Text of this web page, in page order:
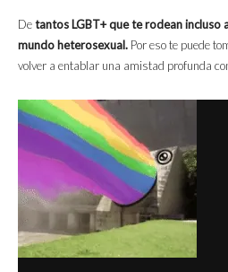
Detantos LGBT+ que te rodean incluso
mundo heterosexual. Por eso te puede
volver a entablar una amistad profunda